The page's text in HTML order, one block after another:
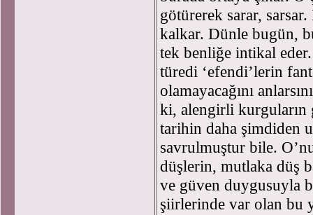
götürerek sarar,
kalkar. Dünle bugün,
tek benliğe intikal
türedi ‘efendi’lerin
olamayacağını
ki, alengirli kurguların
tarihin daha şimdiden
savrulmuştur bile.
düşlerin, mutlaka düş
ve güven duygusuyla
şiirlerinde var olan bu